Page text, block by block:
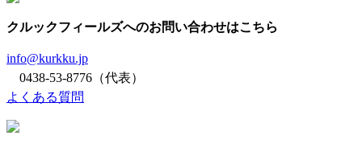
クルックフィールズへのお問い合わせはこちら
info@kurkku.jp
0438-53-8776（代表）
よくある質問